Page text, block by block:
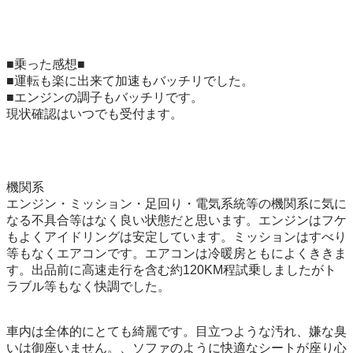
■乗った感想■
■運転も楽に出来て加速もバッチリでした。
■エンジンの調子もバッチリです。
現状確認はいつでも受付ます。
機関系
エンジン・ミッション・足回り・電気系統等の機関系に気に
なる不具合等はなく良い状態だと思います。エンジンはフケ
もよくアイドリングは安定しています。ミッションはすべり
等もなくエアコンです。エアコンは冷暖房ともによくききま
す。出品前に高速走行を含む約120KM程試乗しましたがト
ラブル等もなく快調でした。
車内は全体的にとても綺麗です。目立つような汚れ、嫌な臭
いは御座いません。、ソファのように快適なシートが座り心